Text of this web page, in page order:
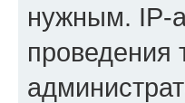
нужным. IP-
проведения